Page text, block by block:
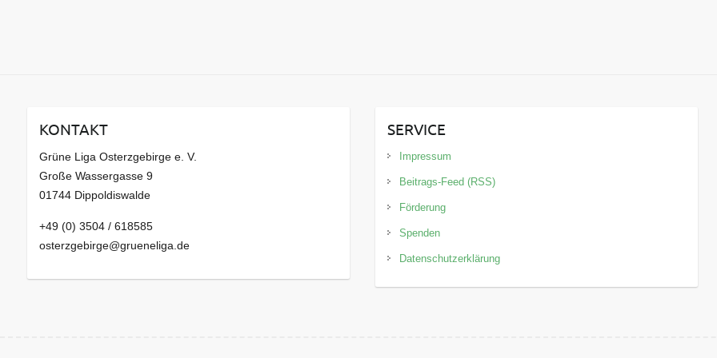
KONTAKT
Grüne Liga Osterzgebirge e. V.
Große Wassergasse 9
01744 Dippoldiswalde
+49 (0) 3504 / 618585
osterzgebirge@grueneliga.de
SERVICE
Impressum
Beitrags-Feed (RSS)
Förderung
Spenden
Datenschutzerklärung